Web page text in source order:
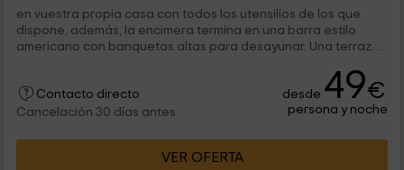
en vuestra propia casa con todos los utensilios de los que
dispone, además, la encimera termina en una barra estilo
americano con banquetas altas para desayunar. Una terraza
Contacto directo
Cancelación 30 días antes
desde 49€
persona y noche
VER OFERTA